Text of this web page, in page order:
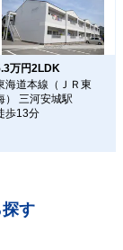
万円2LDK
海道本線（ＪＲ東
） 三河安城駅
歩13分
す